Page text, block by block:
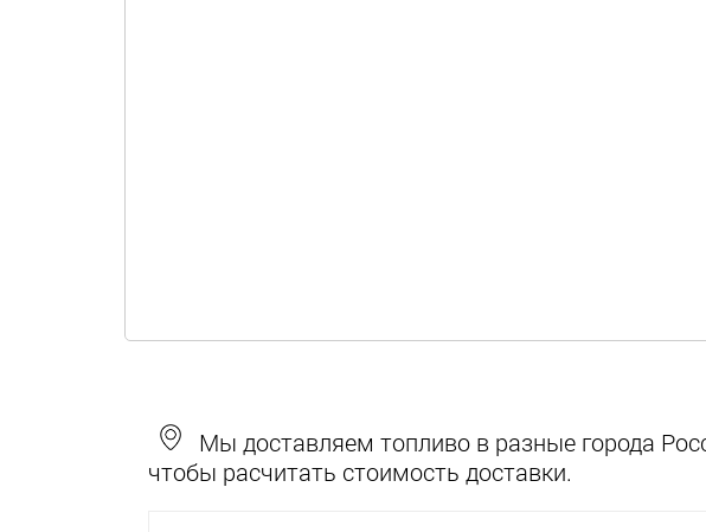
Мы доставляем топливо в разные города
чтобы расчитать стоимость доставки.